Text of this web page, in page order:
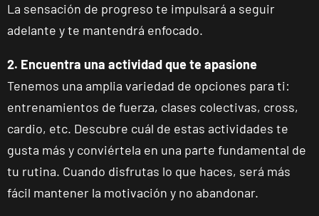
La sensación de progreso te impulsará a seguir
adelante y te mantendrá enfocado.
2. Encuentra una actividad que te apasione
Tenemos una amplia variedad de opciones para ti:
entrenamientos de fuerza, clases colectivas, cross,
cardio, etc. Descubre cuál de estas actividades te
gusta más y conviértela en una parte fundamental de
tu rutina. Cuando disfrutas lo que haces, será más
fácil mantener la motivación y no abandonar.